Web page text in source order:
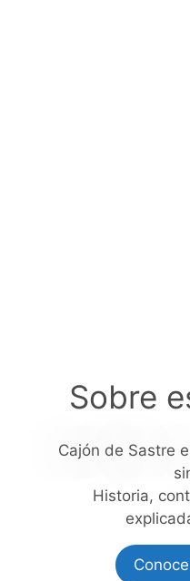
Sobre
Cajón de Sastre
Historia,